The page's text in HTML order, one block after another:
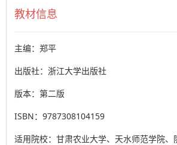
教材信息
主编：郑平
出版社：浙江大学出版社
版本：第二版
ISBN：9787308104159
适用院校：甘肃农业大学、天水师范学院、